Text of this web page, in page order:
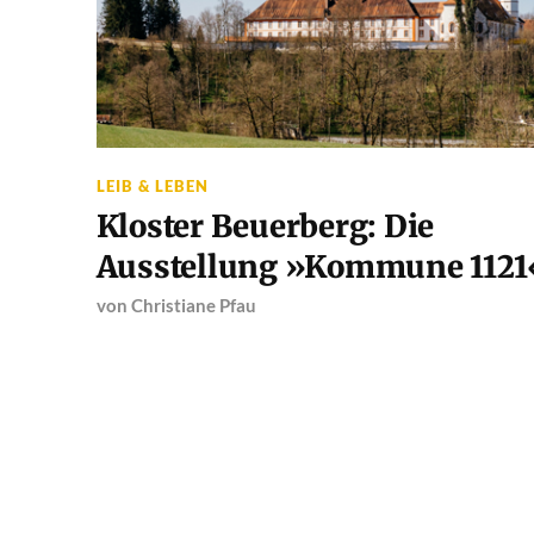
LEIB & LEBEN
Kloster Beuerberg: Die
Ausstellung »Kommune
von Christiane Pfau